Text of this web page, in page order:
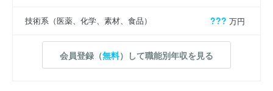
技術系（医薬、化学、素材、食品） ??? 万円
会員登録（無料）して職能別年収を見る